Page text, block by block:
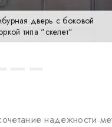
дверь с боковой
типа "скелет"
надежности